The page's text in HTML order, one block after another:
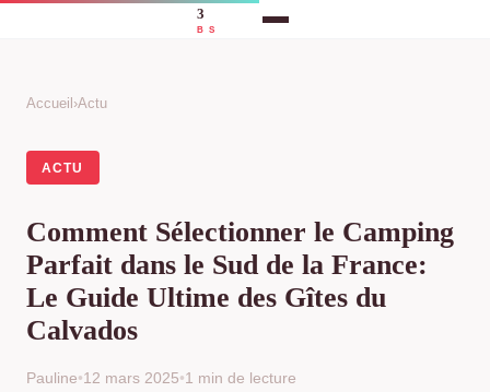
Accueil ›Actu
ACTU
Comment Sélectionner le Camping
Parfait dans le Sud de la France:
Le Guide Ultime des Gîtes du
Calvados
Pauline•12 mars 2025•1 min de lecture